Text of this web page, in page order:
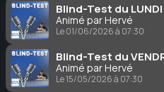
Blind-Test du LUNDI
Animé par Hervé
Le 01/06/2026 à 07:30
Blind-Test du
Animé par Hervé
Le 15/05/2026 à 07:30